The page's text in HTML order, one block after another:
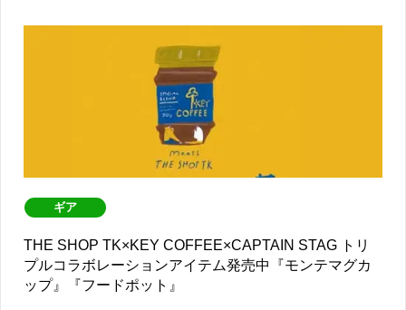
ギア
THE SHOP TK×KEY COFFEE×CAPTAIN STAG トリ
プルコラボレーションアイテム発売中『モンテマグカ
ップ』『フードポット』